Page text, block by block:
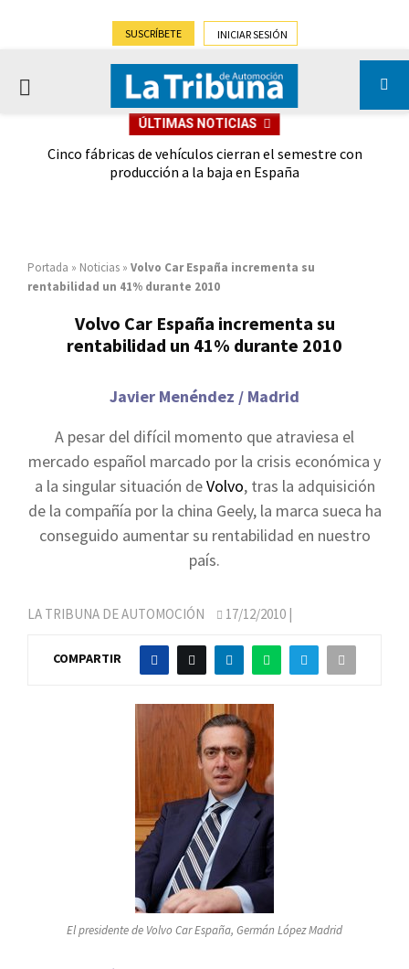
SUSCRÍBETE INICIAR SESIÓN
PRIMARY
ÚLTIMAS NOTICIAS
Cinco fábricas de vehículos cierran el semestre con
producción a la baja en España
Portada » Noticias » Volvo Car España incrementa su
rentabilidad un 41% durante 2010
Volvo Car España incrementa su
rentabilidad un 41% durante 2010
Javier Menéndez / Madrid
A pesar del difícil momento que atraviesa el
mercado español marcado por la crisis económica y
a la singular situación deVolvo, tras la adquisición
de la compañía por la china Geely, la marca sueca ha
conseguido aumentar su rentabilidad en nuestro
país.
LA TRIBUNA DE AUTOMOCIÓN 17/12/2010 |
COMPARTIR
El presidente de Volvo Car España, Germán López Madrid